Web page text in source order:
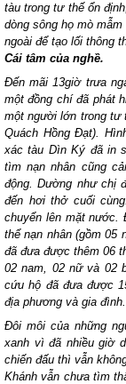
tàu trong tư thế ổn
dòng sông họ mò
ngoài để tạo lối thông
Cái tâm của nghề.
Đến mãi 13giờ trưa
một đồng chí đã phát
một người lớn trong tư
Quách Hồng Đạt).
xác tàu Dìn Ký đã in
tìm nạn nhân cũng
động. Dường như chị
đến hơi thở cuối
chuyển lên mặt nước.
thể nạn nhân (gồm 05
đã đưa được thêm 06
02 nam, 02 nữ và 02
cứu hộ đã đưa được
địa phương và gia đình.
Đôi môi của những
xanh vì đã nhiều giờ
chiến đấu thì vẫn
Khánh vẫn chưa tìm